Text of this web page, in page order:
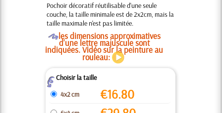
Pochoir décoratif réutilisable d'une seule
couche, la taille minimale est de 2x2cm, mais la
taille maximale n'est pas limitée.
Oles dimensions approximatives
d'une lettre majuscule sont
indiquées. Vidéo sur la peinture au
rouleau:
ZChoisir la taille
4x2 cm
€16.80